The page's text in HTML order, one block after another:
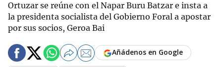
Ortuzar se reúne con el Napar Buru Batzar e insta a
la presidenta socialista del Gobierno Foral a apostar
por sus socios, Geroa Bai
Añádenos en Google